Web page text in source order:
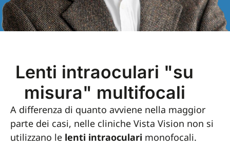
Lenti intraoculari "su
misura" multifocali
A differenza di quanto avviene nella maggior
parte dei casi, nelle cliniche Vista Vision non si
utilizzano le lenti intraoculari monofocali.